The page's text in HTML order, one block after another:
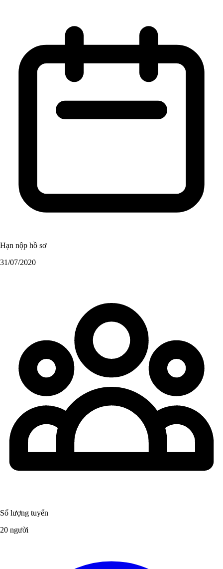
Hạn nộp hồ sơ
31/07/2020
Số lượng tuyển
20 người